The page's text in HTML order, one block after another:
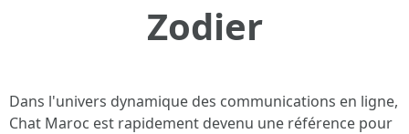
Zodier
Dans l'univers dynamique des communications en ligne,
Chat Maroc est rapidement devenu une référence pour